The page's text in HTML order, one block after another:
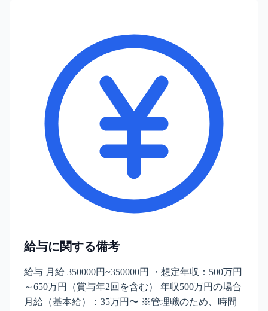
給与に関する備考
給与 月給 350000円~350000円 ・想定年収：500万円
～650万円（賞与年2回を含む） 年収500万円の場合
月給（基本給）：35万円〜 ※管理職のため、時間